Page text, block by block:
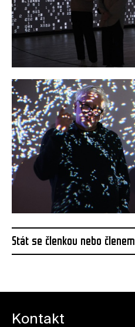
Stát se členkou nebo členem
Kontakt